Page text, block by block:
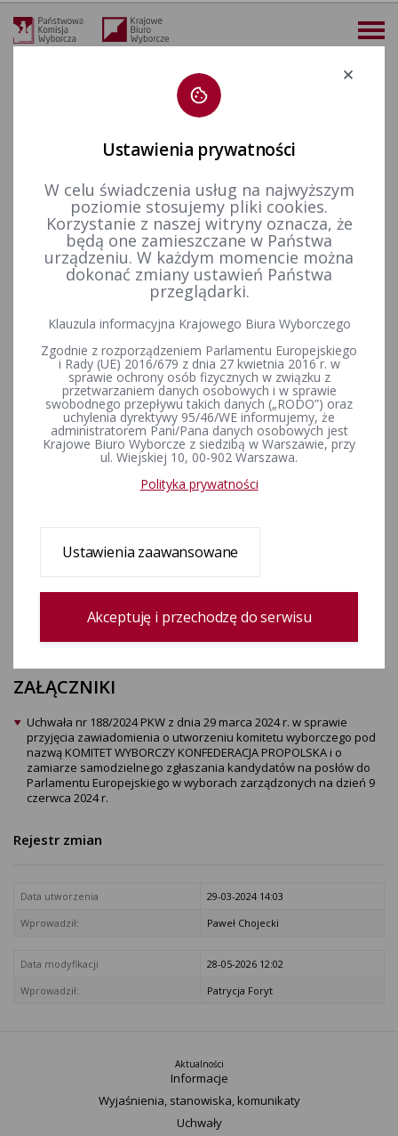
Deklaracja dostępności
więcej
Prawo wyborcze Uchwały PKW 2024 r. Uchwała nr 188/2024 PKW z dnia 29 marca 2024 r. w sprawie przyjęcia zawiadomienia o utworzeniu komitetu wyborczego pod nazwą KOMITET WYBORCZY KONFEDERACJA PROPOLSKA i o zamiarze samodzielnego zgłaszania kandydatów na posłów do Parlamentu Europejskiego w wyborach zarządzonych na dzień 9 czerwca 2024 r.
Uchwała nr 188/2024 PKW z
dnia 29 marca 2024 r. w
sprawie przyjęcia
zawiadomienia o utworzeniu
komitetu wyborczego pod
nazwą KOMITET WYBORCZY
KONFEDERACJA PROPOLSKA i
o zamiarze samodzielnego
posłów do Parlamentu
Europejskiego w wyborach
zarządzonych na dzień 9
czerwca 2024 r.
ZAŁĄCZNIKI
Uchwała nr 188/2024 PKW z dnia 29 marca 2024 r. w sprawie
przyjęcia zawiadomienia o utworzeniu komitetu wyborczego pod
nazwą KOMITET WYBORCZY KONFEDERACJA PROPOLSKA i o
zamiarze samodzielnego zgłaszania kandydatów na posłów do
Parlamentu Europejskiego w wyborach zarządzonych na dzień 9
czerwca 2024 r.
Rejestr zmian
Data utworzenia
29-03-2024 14:03
Wprowadził:
Paweł Chojecki
Data modyfikacji
28-05-2026 12:02
Wprowadził:
Patrycja Foryt
Aktualności
Informacje
Wyjaśnienia, stanowiska, komunikaty
Uchwały
Ustawienia prywatności
W celu świadczenia usług na najwyższym
poziomie stosujemy pliki cookies.
Korzystanie z naszej witryny oznacza, że
będą one zamieszczane w Państwa
urządzeniu. W każdym momencie można
dokonać zmiany ustawień Państwa
przeglądarki.
Klauzula informacyjna Krajowego Biura Wyborczego
Zgodnie z rozporządzeniem Parlamentu Europejskiego
i Rady (UE) 2016/679 z dnia 27 kwietnia 2016 r. w
sprawie ochrony osób fizycznych w związku z
przetwarzaniem danych osobowych i w sprawie
swobodnego przepływu takich danych („RODO”) oraz
uchylenia dyrektywy 95/46/WE informujemy, że
administratorem Pani/Pana danych osobowych jest
Krajowe Biuro Wyborcze z siedzibą w Warszawie, przy
ul. Wiejskiej 10, 00-902 Warszawa.
Polityka prywatności
Ustawienia zaawansowane
Akceptuję i przechodzę do serwisu